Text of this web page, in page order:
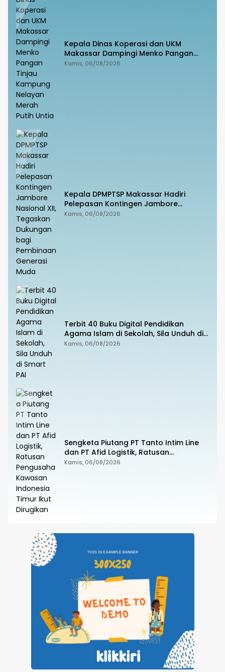
Kepala Dinas Koperasi dan UKM
Makassar Dampingi Menko Pangan
Tinjau Kampung Nelayan Merah Putih
Kamis, 06/08/2026
Kepala DPMPTSP Makassar Hadiri
Pelepasan Kontingen Jambore
Nasional XII, Tegaskan Dukungan bagi
Kamis, 06/08/2026
Terbit 40 Buku Digital Pendidikan
Agama Islam di Sekolah, Sila Unduh di
Smart PAI
Kamis, 06/08/2026
Sengketa Piutang PT Tanto Intim Line
dan PT Afid Logistik, Ratusan
Pengusaha Kawasan Indonesia Timur
Kamis, 06/08/2026